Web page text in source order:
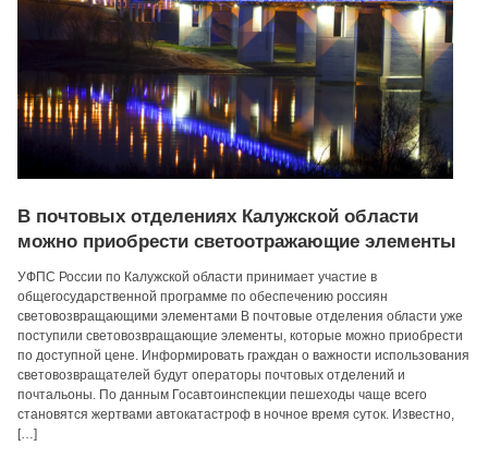
В почтовых отделениях Калужской области
можно приобрести светоотражающие элементы
УФПС России по Калужской области принимает участие в
общегосударственной программе по обеспечению россиян
световозвращающими элементами В почтовые отделения области уже
поступили световозвращающие элементы, которые можно приобрести
по доступной цене. Информировать граждан о важности использования
световозвращателей будут операторы почтовых отделений и
почтальоны. По данным Госавтоинспекции пешеходы чаще всего
становятся жертвами автокатастроф в ночное время суток. Известно,
[…]